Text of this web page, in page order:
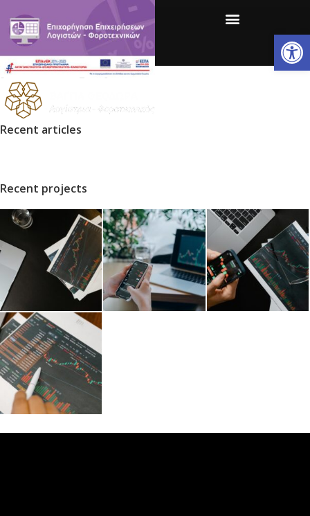
[woocommerce_cart]
Recent articles
Recent projects